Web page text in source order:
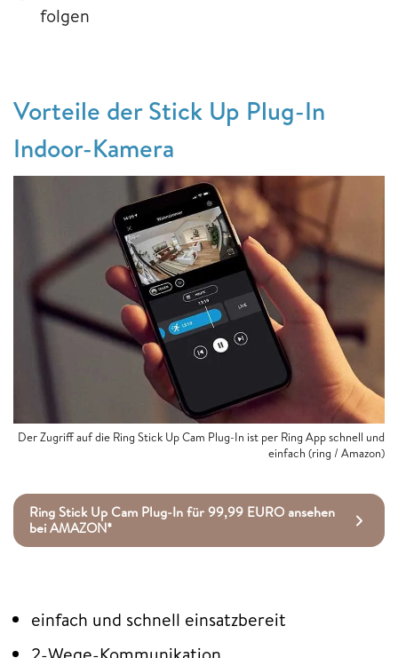
folgen
Vorteile der Stick Up Plug-In
Indoor-Kamera
Der Zugriff auf die Ring Stick Up Cam Plug-In ist per Ring App schnell und
einfach (ring / Amazon)
Ring Stick Up Cam Plug-In für 99,99 EURO ansehen
bei AMAZON*
einfach und schnell einsatzbereit